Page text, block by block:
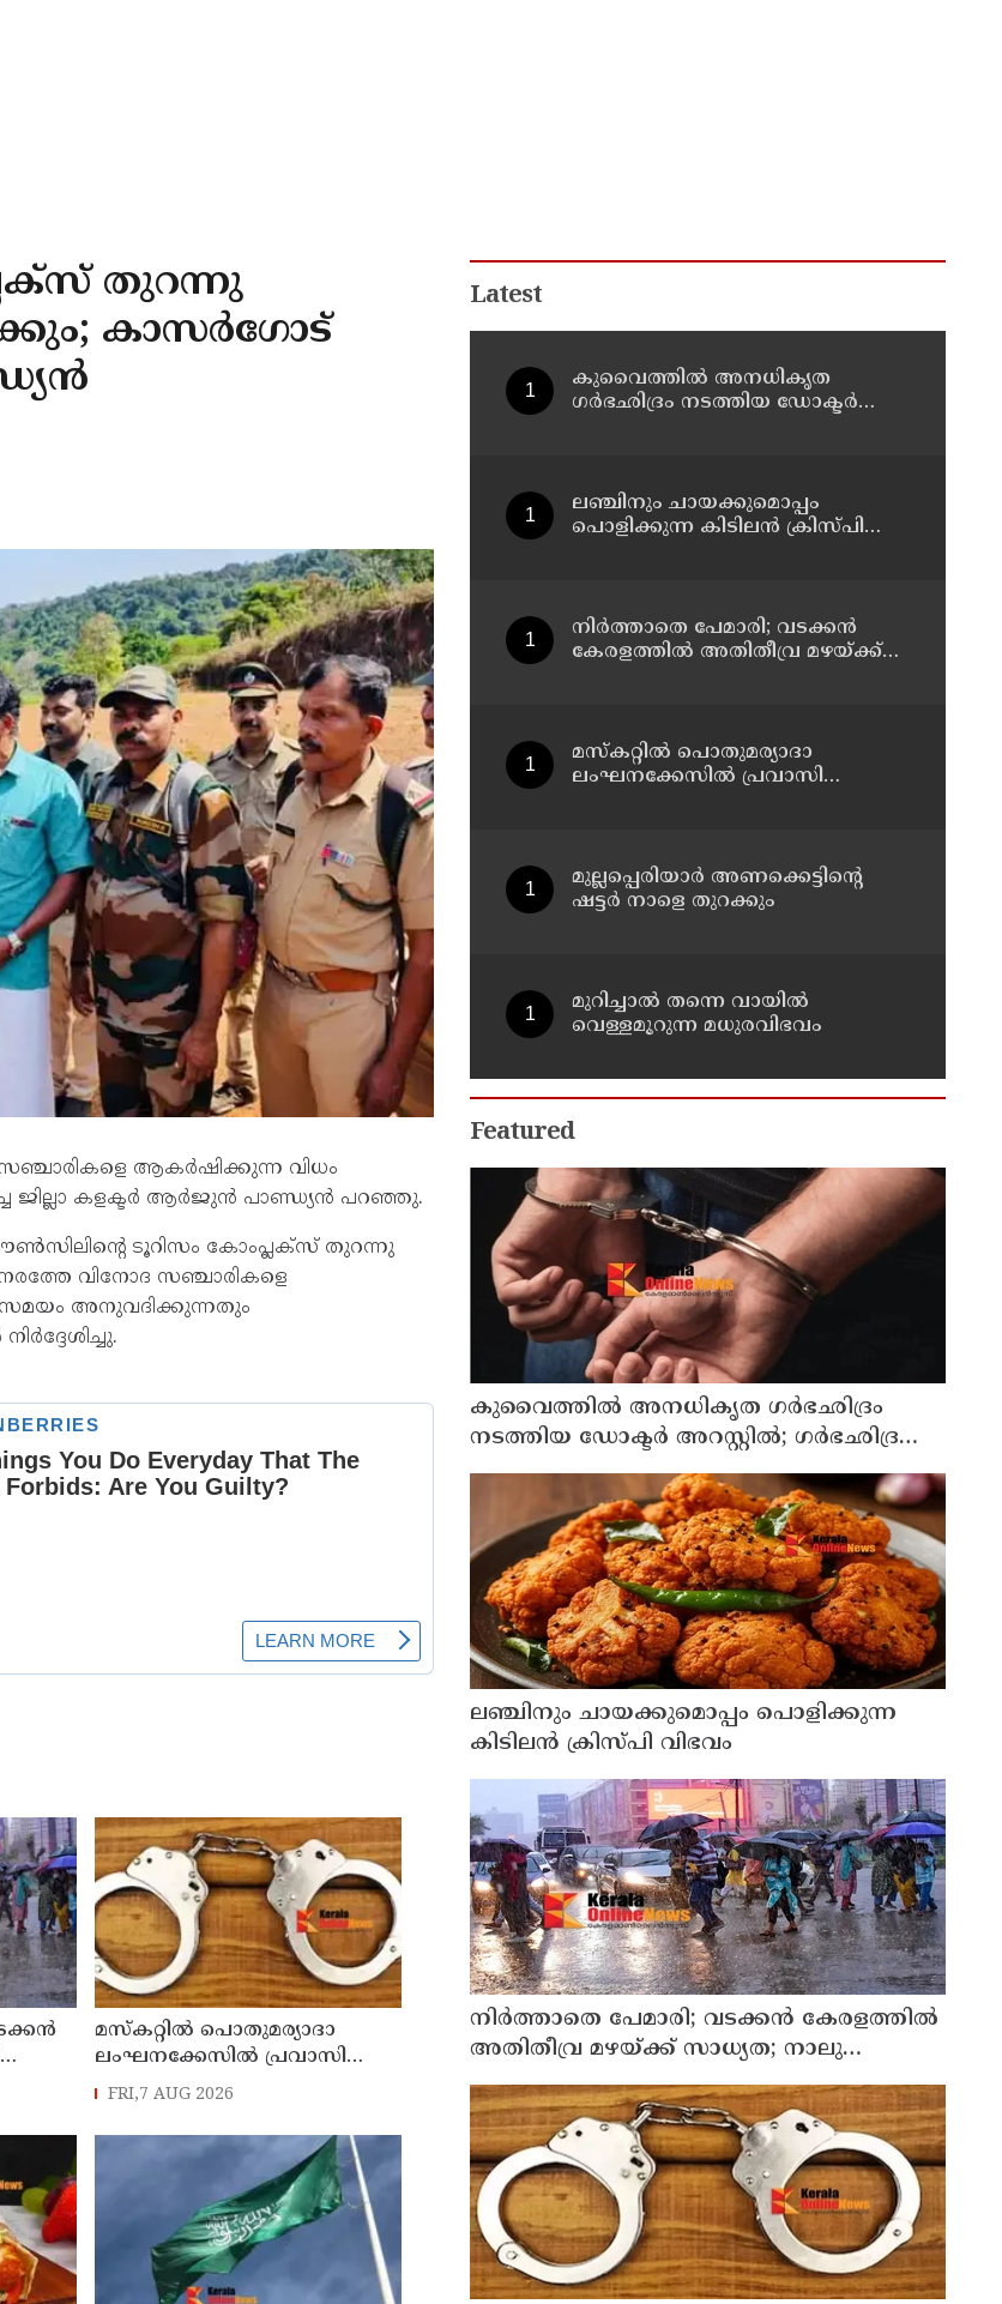
തുറന്നു
കാസർ​ഗോട്
ആകർഷിക്കുന്ന വിധം
ജില്ലാ കളക്ടർ ആർജുൻ പാണ്ഡ്യൻ പറഞ്ഞു.
കൗൺസിലിന്റെ ടൂറിസം കോംപ്ലക്‌സ് തുറന്നു
വിനോദ സഞ്ചാരികളെ
സമയം അനുവദിക്കുന്നതും
മസ്‌കറ്റില്‍ പൊതുമര്യാദാ
ലംഘനക്കേസില്‍ പ്രവാസി
വനിതകള്‍ അറസ്റ്റില്‍
FRI,7 AUG 2026
Latest
കുവൈത്തില്‍ അനധികൃത
ഗര്‍ഭഛിദ്രം നടത്തിയ ഡോക്ടര്‍
ലഞ്ചിനും ചായക്കുമൊപ്പം
പൊളിക്കുന്ന കിടിലൻ ക്രിസ്പി
നിർത്താതെ പേമാരി; വടക്കന്‍
കേരളത്തില്‍ അതിതീവ്ര മഴയ്ക്ക്
മസ്‌കറ്റില്‍ പൊതുമര്യാദാ
ലംഘനക്കേസില്‍ പ്രവാസി
മുല്ലപ്പെരിയാർ അണക്കെട്ടിൻ്റെ
ഷട്ടർ നാളെ തുറക്കും
മുറിച്ചാൽ തന്നെ വായിൽ
വെള്ളമൂറുന്ന മധുരവിഭവം
Featured
കുവൈത്തില്‍ അനധികൃത ഗര്‍ഭഛിദ്രം
നടത്തിയ ഡോക്ടര്‍ അറസ്റ്റില്‍; ഗര്‍ഭഛിദ്ര
ഗുളികകളും പിടിച്ചെടുത്തു
ലഞ്ചിനും ചായക്കുമൊപ്പം പൊളിക്കുന്ന
കിടിലൻ ക്രിസ്പി വിഭവം
നിർത്താതെ പേമാരി; വടക്കന്‍ കേരളത്തില്‍
അതിതീവ്ര മഴയ്ക്ക് സാധ്യത; നാലു
ജില്ലകളില്‍ റെഡ് അലര്‍ട്ട്